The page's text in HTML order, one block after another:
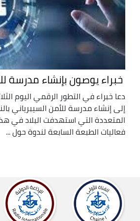
خبراء يوصون بإنشاء مدرسة
دعا خبراء في التطور الرقمي اليوم
إلى إنشاء مدرسة للأمن السيبرياني
المتعددة التي استهدفت البلاد في هذا
فعاليات الطبعة السابعة لندوة حول ...